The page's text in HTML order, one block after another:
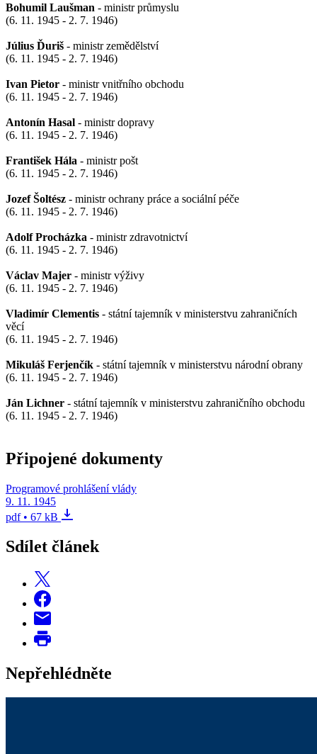
Bohumil Laušman - ministr průmyslu
(6. 11. 1945 - 2. 7. 1946)
Július Ďuriš - ministr zemědělství
(6. 11. 1945 - 2. 7. 1946)
Ivan Pietor - ministr vnitřního obchodu
(6. 11. 1945 - 2. 7. 1946)
Antonín Hasal - ministr dopravy
(6. 11. 1945 - 2. 7. 1946)
František Hála - ministr pošt
(6. 11. 1945 - 2. 7. 1946)
Jozef Šoltész - ministr ochrany práce a sociální péče
(6. 11. 1945 - 2. 7. 1946)
Adolf Procházka - ministr zdravotnictví
(6. 11. 1945 - 2. 7. 1946)
Václav Majer - ministr výživy
(6. 11. 1945 - 2. 7. 1946)
Vladimír Clementis - státní tajemník v ministerstvu zahraničních
věcí
(6. 11. 1945 - 2. 7. 1946)
Mikuláš Ferjenčík - státní tajemník v ministerstvu národní obrany
(6. 11. 1945 - 2. 7. 1946)
Ján Lichner - státní tajemník v ministerstvu zahraničního obchodu
(6. 11. 1945 - 2. 7. 1946)
Připojené dokumenty
Programové prohlášení vlády
9. 11. 1945
pdf • 67 kB
Sdílet článek
Nepřehlédněte